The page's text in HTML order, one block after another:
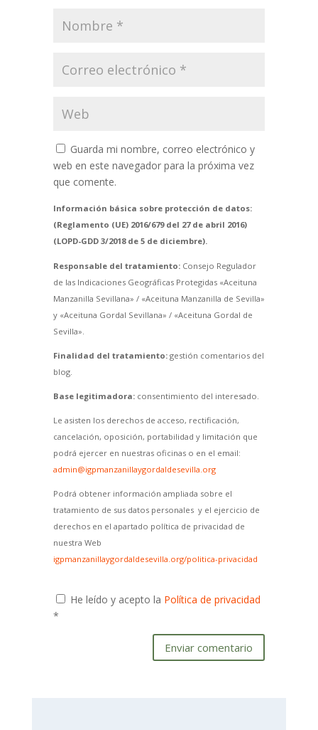
Guarda mi nombre, correo electrónico y
web en este navegador para la próxima vez
que comente.
Información básica sobre protección de datos:
(Reglamento (UE) 2016/679 del 27 de abril 2016)
(LOPD-GDD 3/2018 de 5 de diciembre).
Responsable del tratamiento:Consejo Regulador
de las Indicaciones Geográficas Protegidas «Aceituna
Manzanilla Sevillana» / «Aceituna Manzanilla de Sevilla»
y «Aceituna Gordal Sevillana» / «Aceituna Gordal de
Sevilla».
Finalidad del tratamiento:gestión comentarios del
blog.
Base legitimadora:consentimiento del interesado.
Le asisten los derechos de acceso, rectificación,
cancelación, oposición, portabilidad y limitación que
podrá ejercer en nuestras oficinas o en el email:
admin@igpmanzanillaygordaldesevilla.org
Podrá obtener información ampliada sobre el
tratamiento de sus datos personales y el ejercicio de
derechos en el apartado política de privacidad de
nuestra Web
igpmanzanillaygordaldesevilla.org/politica-privacidad
He leído y acepto la Política de privacidad
*
Enviar comentario